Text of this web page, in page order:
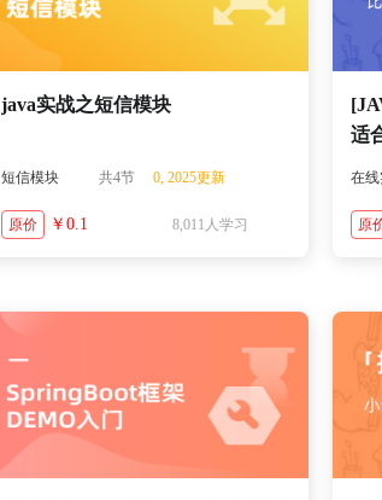
java实战之短信模块
短信模块 共4节 0, 2025更新
原价 ￥0.1 8,011人学习
适
在线
原